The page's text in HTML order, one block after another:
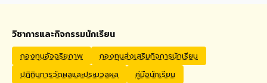
Studies, PE, Arts, or a
Speakers or Non-Native
English Speakers with a
verified TOEIC score of at
วิชาการและกิจกรรมนักเรียน
กองทุนอัจฉริยภาพ
กองทุนส่งเสริมกิจการนักเรียน
ปฏิทินการวัดผลและประมวลผล
คู่มือนักเรียน